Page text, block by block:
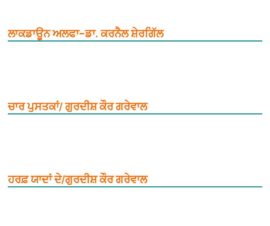
ਲਾਕਡਾਊਨ ਅਲਫਾ–ਡਾ. ਕਰਨੈਲ ਸ਼ੇਰਗਿੱਲ
ਚਾਰ ਪੁਸਤਕਾਂ/ ਗੁਰਦੀਸ਼ ਕੌਰ ਗਰੇਵਾਲ
ਹਰਫ਼ ਯਾਦਾਂ ਦੇ/ਗੁਰਦੀਸ਼ ਕੌਰ ਗਰੇਵਾਲ